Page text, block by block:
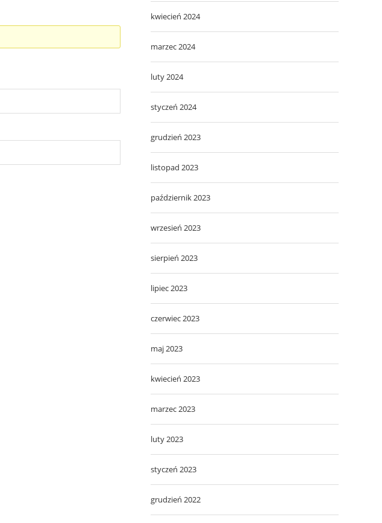
kwiecień 2024
marzec 2024
luty 2024
styczeń 2024
grudzień 2023
listopad 2023
październik 2023
wrzesień 2023
sierpień 2023
lipiec 2023
czerwiec 2023
maj 2023
kwiecień 2023
marzec 2023
luty 2023
styczeń 2023
grudzień 2022